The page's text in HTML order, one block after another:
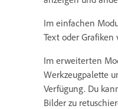
Im einfachen
Text oder Grafiken
Im erweiterten
Werkzeugpalette
Verfügung. Du
Bilder zu